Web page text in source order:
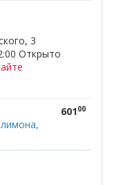
3
Открыто
60100